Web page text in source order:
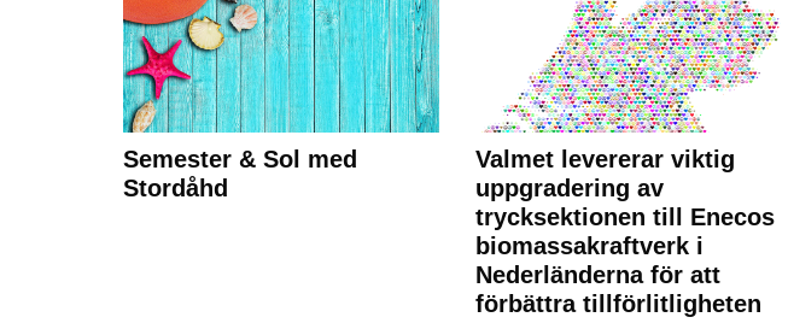
Semester & Sol med
Stordåhd
Valmet levererar viktig
uppgradering av
trycksektionen till Enecos
biomassakraftverk i
Nederländerna för att
förbättra tillförlitligheten